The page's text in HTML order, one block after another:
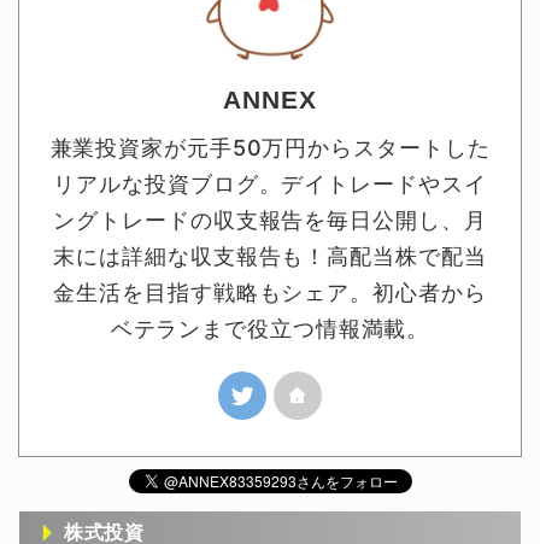
ANNEX
兼業投資家が元手50万円からスタートした
リアルな投資ブログ。デイトレードやスイ
ングトレードの収支報告を毎日公開し、月
末には詳細な収支報告も！高配当株で配当
金生活を目指す戦略もシェア。初心者から
ベテランまで役立つ情報満載。
株式投資